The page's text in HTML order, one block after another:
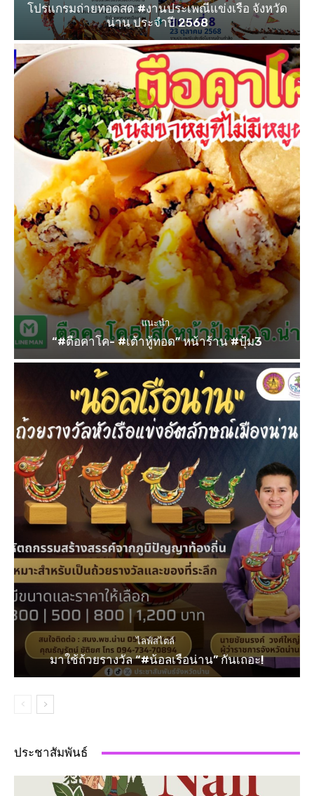
โปรแกรมถ่ายทอดสด #งานประเพณีแข่งเรือ จังหวัด
น่าน ประจำปี 2568
แนะนำ
“#ตือคาโค- #เต้าหู้ทอด” หน้าร้าน #ปุ้ม3
ไลฟ์สไตล์
มาใช้ถ้วยรางวัล “#น้อลเรือน่าน” กันเถอะ!
ประชาสัมพันธ์